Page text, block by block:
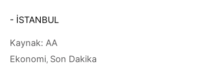
- İSTANBUL
Kaynak: AA
Ekonomi, Son Dakika